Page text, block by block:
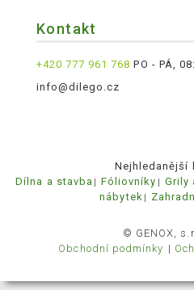
Kontakt
+420 777 961 768 PO - PÁ,
info@dilego.cz
Nejhledanější
Dílna a stavba
Fóliovníky Grily
nábytek
© GENOX,
Obchodní podmínky